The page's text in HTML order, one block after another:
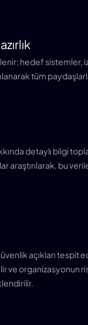
hedef sistemler,
tüm
detaylı bilgi
araştırılarak, bu
açıkları tespit
ve organizasyonun